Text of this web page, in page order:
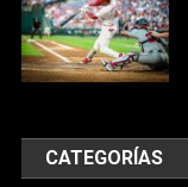
CATEGORÍAS